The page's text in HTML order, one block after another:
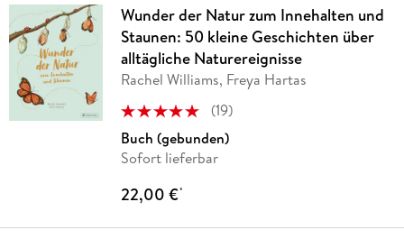
Wunder der Natur zum Innehalten und
Staunen: 50 kleine Geschichten über
alltägliche Naturereignisse
Rachel Williams, Freya Hartas
(19)
Buch (gebunden)
Sofort lieferbar
22,00 €*